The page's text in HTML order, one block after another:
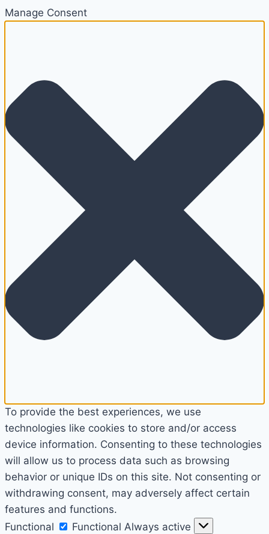
Manage Consent
To provide the best experiences, we use
technologies like cookies to store and/or access
device information. Consenting to these technologies
will allow us to process data such as browsing
behavior or unique IDs on this site. Not consenting or
withdrawing consent, may adversely affect certain
features and functions.
Functional
Functional Always active